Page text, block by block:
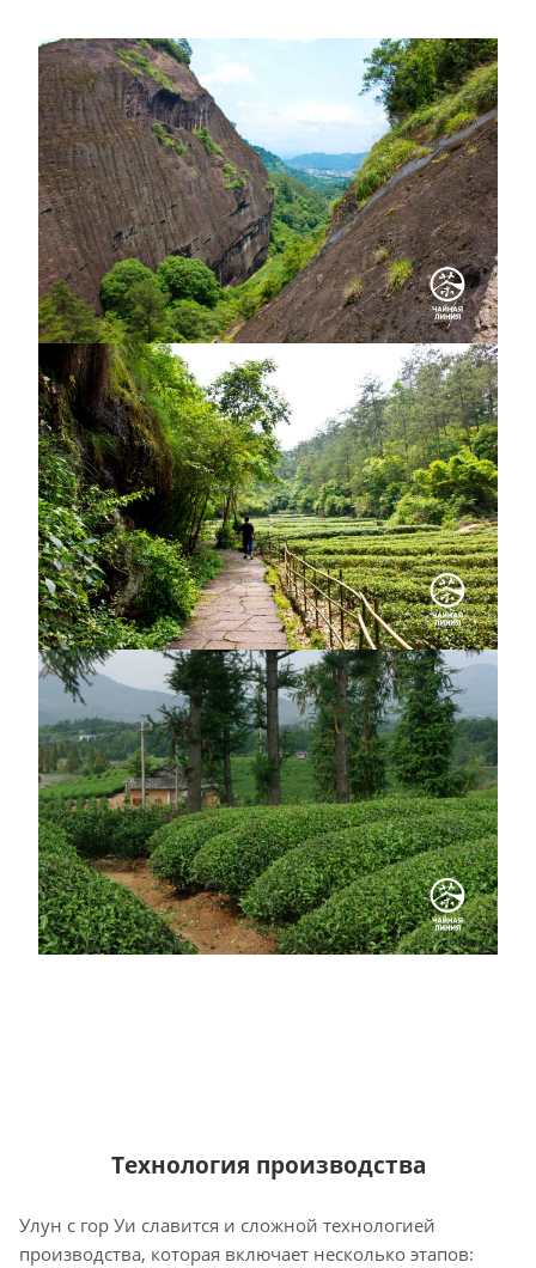
Технология производства
Улун с гор Уи славится и сложной технологией
производства, которая включает несколько этапов: